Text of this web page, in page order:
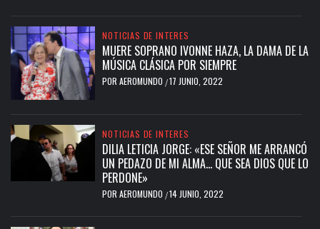
NOTICIAS DE INTERES
MUERE SOPRANO IVONNE HAZA, LA DAMA DE LA
MÚSICA CLÁSICA POR SIEMPRE
POR AEROMUNDO /17 JUNIO, 2022
NOTICIAS DE INTERES
DILIA LETICIA JORGE: «ESE SEÑOR ME ARRANCÓ
UN PEDAZO DE MI ALMA… QUE SEA DIOS QUE LO
PERDONE»
POR AEROMUNDO /14 JUNIO, 2022